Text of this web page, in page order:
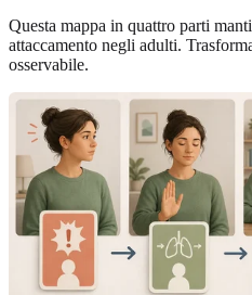
Questa mappa in quattro parti
attaccamento negli adulti.
osservabile.